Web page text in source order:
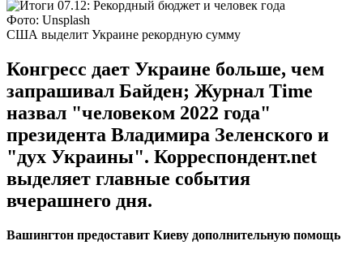
Фото: Unsplash
США выделит Украине рекордную сумму
Конгресс дает Украине больше, чем
запрашивал Байден; Журнал Time
назвал "человеком 2022 года"
президента Владимира Зеленского и
"дух Украины". Корреспондент.net
выделяет главные события
вчерашнего дня.
Вашингтон предоставит Киеву дополнительную помощь